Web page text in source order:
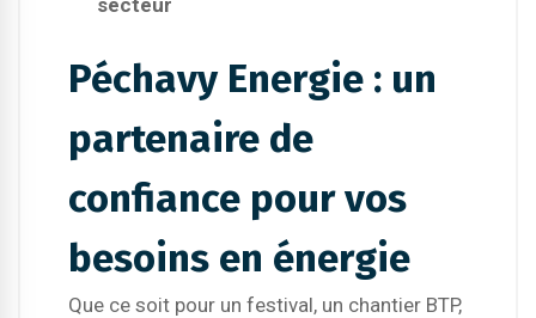
Péchavy Energie : un
partenaire de
confiance pour vos
besoins en énergie
Que ce soit pour un festival, un chantier BTP,